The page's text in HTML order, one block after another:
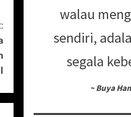
walau
sendiri,
segala
~Buya